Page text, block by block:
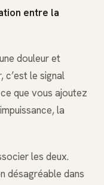
entre la
douleur et
c’est le signal
que vous ajoutez
la
les deux.
désagréable dans